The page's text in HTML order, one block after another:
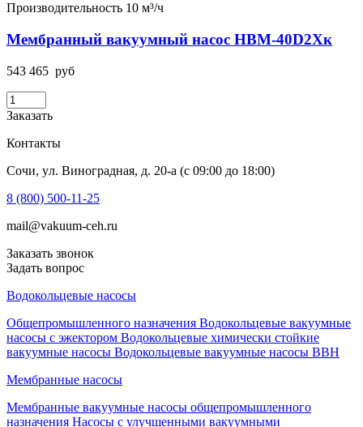
Производительность 10 м³/ч
Мембранный вакуумный насос НВМ-40D2Хк
543 465 руб
Заказать
Контакты
Сочи, yл. Виноградная, д. 20-а (c 09:00 до 18:00)
8 (800) 500-11-25
mail@vakuum-ceh.ru
Заказать звонок
Задать вопрос
Водокольцевые насосы
Общепромышленного назначения Водокольцевые вакуумные
насосы с эжектором Водокольцевые химически стойкие
вакуумные насосы Водокольцевые вакуумные насосы ВВН
Мембранные насосы
Мембранные вакуумные насосы общепромышленного
назначения Насосы с улучшенными вакуумными